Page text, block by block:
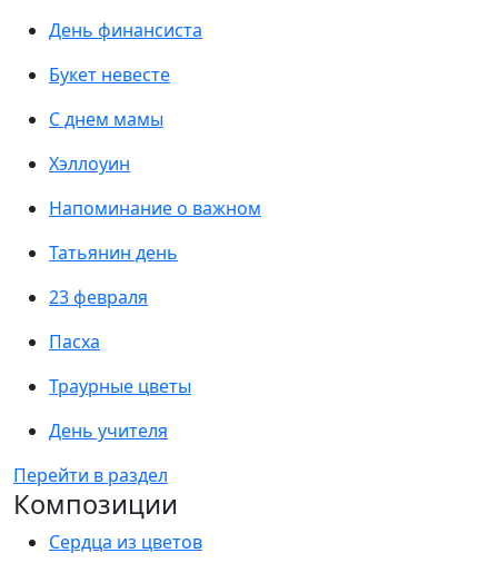
День финансиста
Букет невесте
С днем мамы
Хэллоуин
Напоминание о важном
Татьянин день
23 февраля
Пасха
Траурные цветы
День учителя
Перейти в раздел
Композиции
Сердца из цветов